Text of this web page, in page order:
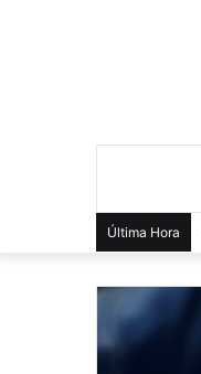
Última Hora